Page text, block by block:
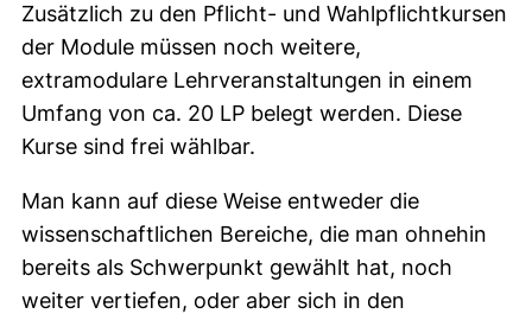
Zusätzlich zu den Pflicht- und Wahlpflichtkursen
der Module müssen noch weitere,
extramodulare Lehrveranstaltungen in einem
Umfang von ca. 20 LP belegt werden. Diese
Kurse sind frei wählbar.
Man kann auf diese Weise entweder die
wissenschaftlichen Bereiche, die man ohnehin
bereits als Schwerpunkt gewählt hat, noch
weiter vertiefen, oder aber sich in den